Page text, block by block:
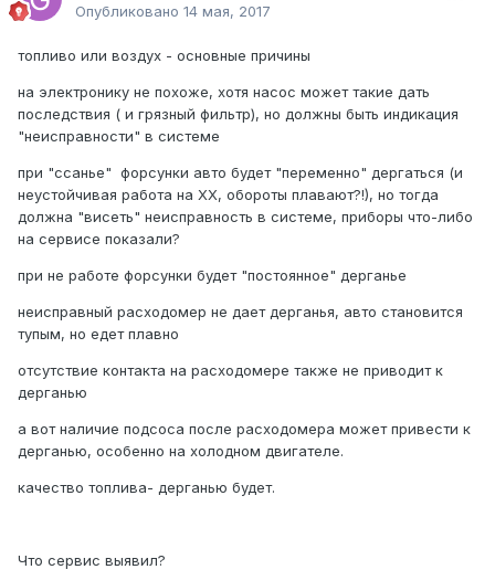
Опубликовано 14 мая, 2017
топливо или воздух - основные причины
на электронику не похоже, хотя насос может такие дать
последствия ( и грязный фильтр), но должны быть индикация
"неисправности" в системе
при "ссанье" форсунки авто будет "переменно" дергаться (и
неустойчивая работа на ХХ, обороты плавают?!), но тогда
должна "висеть" неисправность в системе, приборы что-либо
на сервисе показали?
при не работе форсунки будет "постоянное" дерганье
неисправный расходомер не дает дерганья, авто становится
тупым, но едет плавно
отсутствие контакта на расходомере также не приводит к
дерганью
а вот наличие подсоса после расходомера может привести к
дерганью, особенно на холодном двигателе.
качество топлива- дерганью будет.
Что сервис выявил?